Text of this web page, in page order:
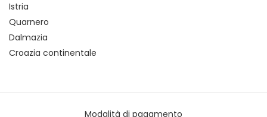
Istria
Quarnero
Dalmazia
Croazia continentale
Modalità di pagamento